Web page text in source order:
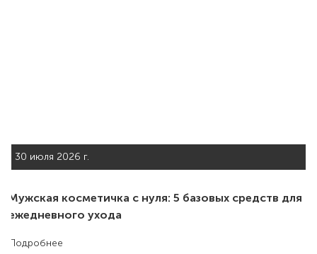
30 июля 2026 г.
Мужская косметичка с нуля: 5 базовых средств для
ежедневного ухода
Подробнее